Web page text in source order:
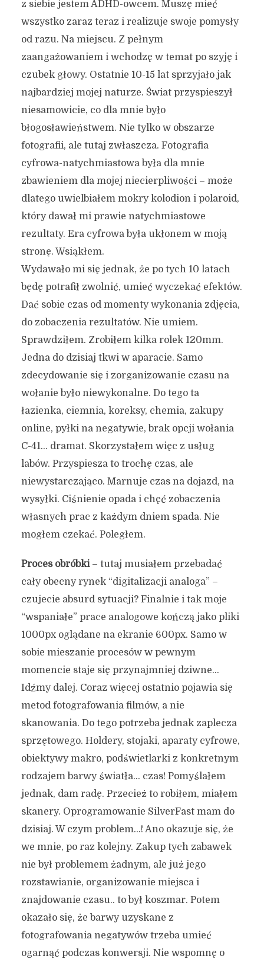
z siebie jestem ADHD-owcem. Muszę mieć
wszystko zaraz teraz i realizuje swoje pomysły
od razu. Na miejscu. Z pełnym
zaangażowaniem i wchodzę w temat po szyję i
czubek głowy. Ostatnie 10-15 lat sprzyjało jak
najbardziej mojej naturze. Świat przyspieszył
niesamowicie, co dla mnie było
błogosławieństwem. Nie tylko w obszarze
fotografii, ale tutaj zwłaszcza. Fotografia
cyfrowa-natychmiastowa była dla mnie
zbawieniem dla mojej niecierpliwości – może
dlatego uwielbiałem mokry kolodion i polaroid,
który dawał mi prawie natychmiastowe
rezultaty. Era cyfrowa była ukłonem w moją
stronę. Wsiąkłem.
Wydawało mi się jednak, że po tych 10 latach
będę potrafił zwolnić, umieć wyczekać efektów.
Dać sobie czas od momenty wykonania zdjęcia,
do zobaczenia rezultatów. Nie umiem.
Sprawdziłem. Zrobiłem kilka rolek 120mm.
Jedna do dzisiaj tkwi w aparacie. Samo
zdecydowanie się i zorganizowanie czasu na
wołanie było niewykonalne. Do tego ta
łazienka, ciemnia, koreksy, chemia, zakupy
online, pyłki na negatywie, brak opcji wołania
C-41… dramat. Skorzystałem więc z usług
labów. Przyspiesza to trochę czas, ale
niewystarczająco. Marnuje czas na dojazd, na
wysyłki. Ciśnienie opada i chęć zobaczenia
własnych prac z każdym dniem spada. Nie
mogłem czekać. Poległem.
Proces obróbki– tutaj musiałem przebadać
cały obecny rynek “digitalizacji analoga” –
czujecie absurd sytuacji? Finalnie i tak moje
“wspaniałe” prace analogowe kończą jako pliki
1000px oglądane na ekranie 600px. Samo w
sobie mieszanie procesów w pewnym
momencie staje się przynajmniej dziwne…
Idźmy dalej. Coraz więcej ostatnio pojawia się
metod fotografowania filmów, a nie
skanowania. Do tego potrzeba jednak zaplecza
sprzętowego. Holdery, stojaki, aparaty cyfrowe,
obiektywy makro, podświetlarki z konkretnym
rodzajem barwy światła… czas! Pomyślałem
jednak, dam radę. Przecież to robiłem, miałem
skanery. Oprogramowanie SilverFast mam do
dzisiaj. W czym problem…! Ano okazuje się, że
we mnie, po raz kolejny. Zakup tych zabawek
nie był problemem żadnym, ale już jego
rozstawianie, organizowanie miejsca i
znajdowanie czasu.. to był koszmar. Potem
okazało się, że barwy uzyskane z
fotografowania negatywów trzeba umieć
ogarnąć podczas konwersji. Nie wspomnę o